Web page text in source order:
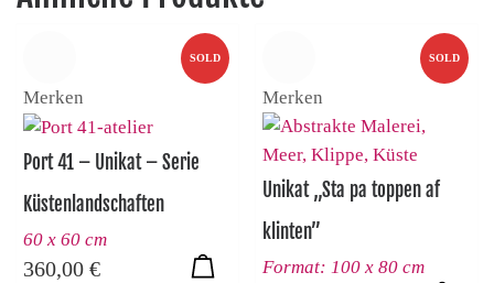
SOLD
Merken
Port 41 – Unikat – Serie
Küstenlandschaften
60 x 60 cm
360,00 €
SOLD
Merken
Unikat „Sta pa toppen af
klinten”
Format: 100 x 80 cm